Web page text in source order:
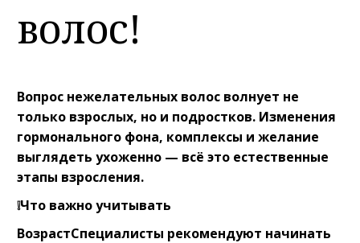
волос!
Вопрос нежелательных волос волнует не
только взрослых, но и подростков. Изменения
гормонального фона, комплексы и желание
выглядеть ухоженно — всё это естественные
этапы взросления.⠀
❕Что важно учитывать⠀
ВозрастСпециалисты рекомендуют начинать